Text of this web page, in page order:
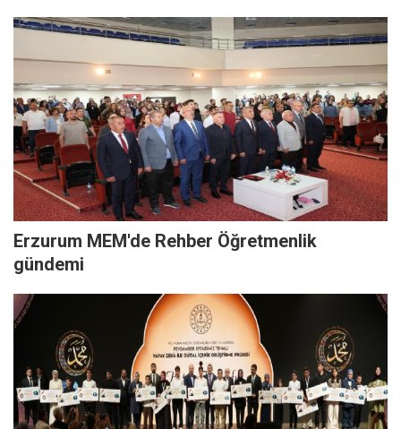
Erzurum MEM'de Rehber Öğretmenlik
gündemi